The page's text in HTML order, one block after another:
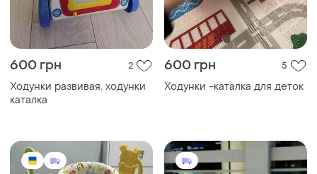
600 грн 2
Ходунки развивая. ходунки
каталка
600 грн 5
Ходунки -каталка для деток